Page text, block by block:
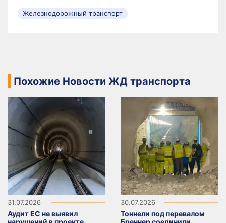
Железнодорожный транспорт
Похожие Новости ЖД транспорта
31.07.2026
Аудит ЕС не выявил
30.07.2026
Тоннели под перевалом